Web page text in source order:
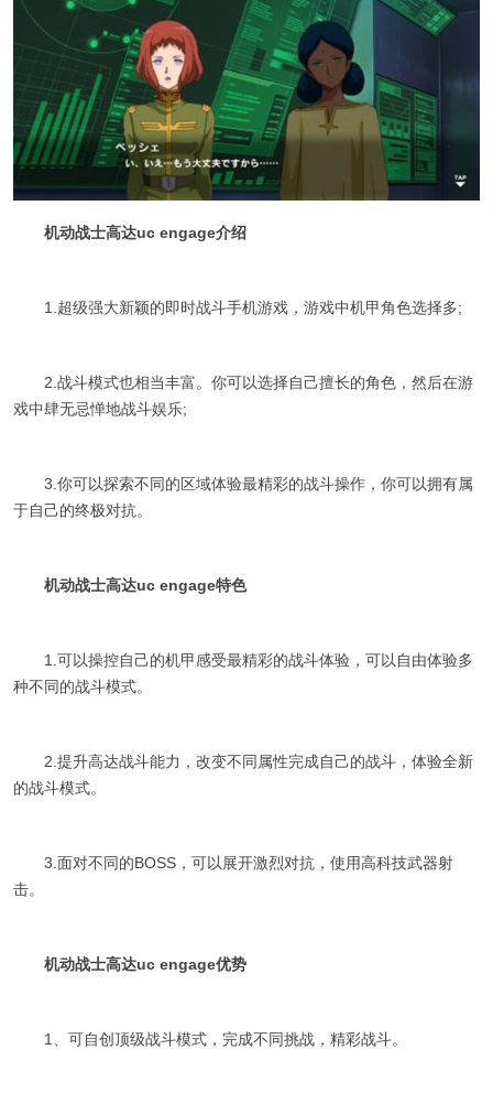
机动战士高达uc engage介绍
1.超级强大新颖的即时战斗手机游戏，游戏中机甲角色选择多;
2.战斗模式也相当丰富。你可以选择自己擅长的角色，然后在游
戏中肆无忌惮地战斗娱乐;
3.你可以探索不同的区域体验最精彩的战斗操作，你可以拥有属
于自己的终极对抗。
机动战士高达uc engage特色
1.可以操控自己的机甲感受最精彩的战斗体验，可以自由体验多
种不同的战斗模式。
2.提升高达战斗能力，改变不同属性完成自己的战斗，体验全新
的战斗模式。
3.面对不同的BOSS，可以展开激烈对抗，使用高科技武器射
击。
机动战士高达uc engage优势
1、可自创顶级战斗模式，完成不同挑战，精彩战斗。